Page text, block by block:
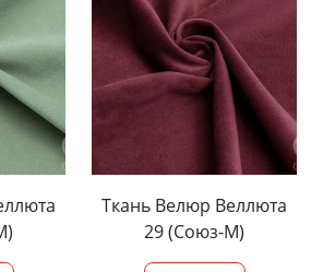
Ткань Велюр Веллюта
29 (Союз-М)